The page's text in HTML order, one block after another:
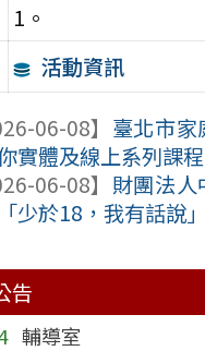
告
輔導室
1。
活動資訊
06-08】 臺北市
實體及線上系列課程
06-08】 財團法
少於18，我有話說